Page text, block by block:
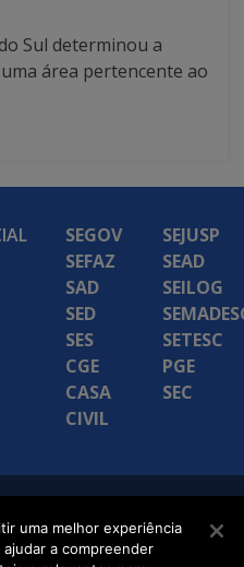
Sul determinou a
área pertencente ao
SEGOV
SEFAZ
SAD
SED
SES
CGE
CASA
CIVIL
SEJUSP
SEAD
SEILOG
SETESC
PGE
SEC
uma melhor experiência
a compreender